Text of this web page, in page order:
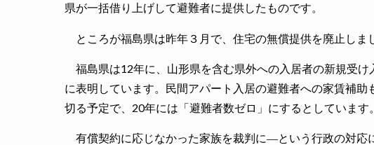
県が一括借り上げして避難者に提供したものです。
ところが福島県は昨年３月で、住宅の無償提供を廃止しま
福島県は12年に、山形県を含む県外への入居者の新規受け
に表明しています。民間アパート入居の避難者への家賃補助
切る予定で、20年には「避難者数ゼロ」にするとしています。
有償契約に応じなかった家族を裁判に―という行政の対応